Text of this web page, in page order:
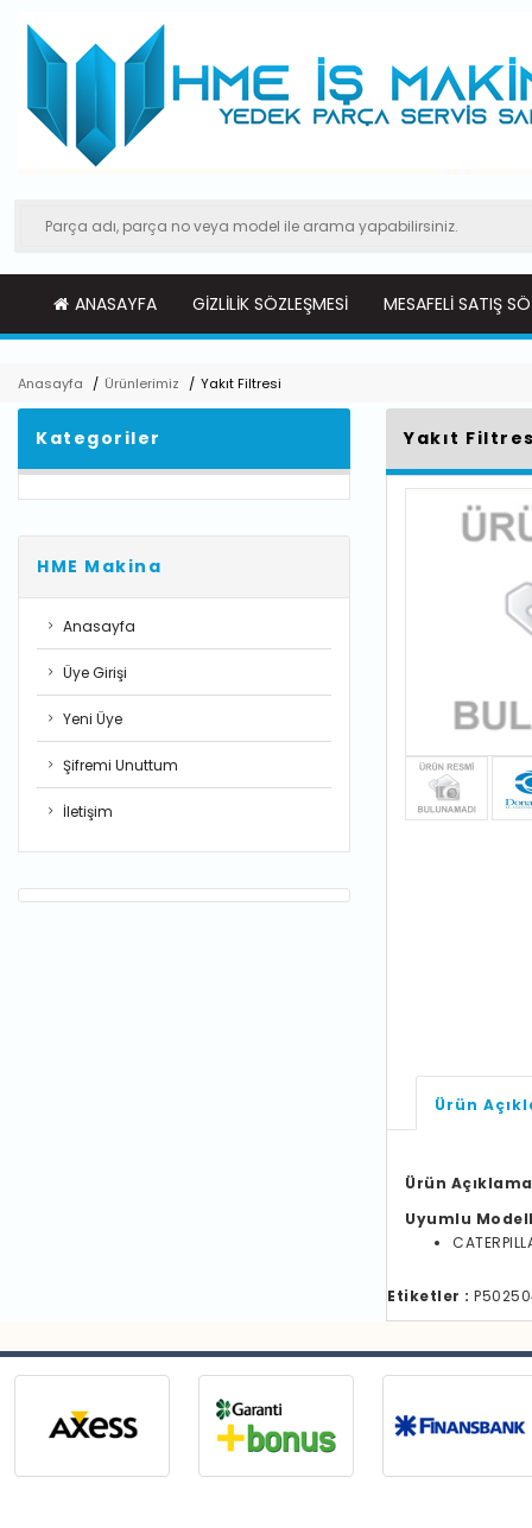
ANASAYFA GIZLILIK SÖZLEŞMESI MESAFELI SATIŞ
Anasayfa / Ürünlerimiz / Yakıt Filtresi
Kategoriler
HME Makina
Anasayfa
Üye Girişi
Yeni Üye
Şifremi Unuttum
İletişim
Yakıt
Ürün
Ürün
Uyumlu
Etiketler :